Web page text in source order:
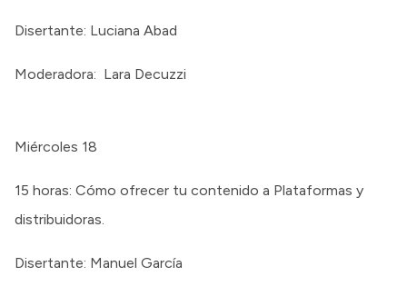
Disertante: Luciana Abad
Moderadora: Lara Decuzzi
Miércoles 18
15 horas: Cómo ofrecer tu contenido a Plataformas y
distribuidoras.
Disertante: Manuel García